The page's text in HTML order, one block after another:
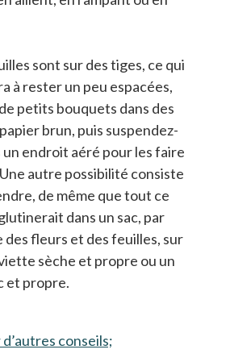
sont sur des tiges, ce qui
à rester un peu espacées,
petits bouquets dans des
brun, puis suspendez-
un endroit aéré pour les faire
autre possibilité consiste
de même que tout ce
dans un sac, par
des fleurs et des feuilles, sur
sèche et propre ou un
et propre.
conseils;